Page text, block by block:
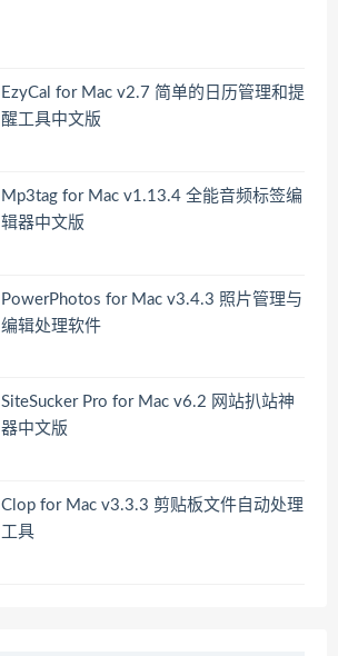
EzyCal for Mac v2.7 简单的日历管理和提
醒工具中文版
Mp3tag for Mac v1.13.4 全能音频标签编
辑器中文版
PowerPhotos for Mac v3.4.3 照片管理与
编辑处理软件
SiteSucker Pro for Mac v6.2 网站扒站神
器中文版
Clop for Mac v3.3.3 剪贴板文件自动处理
工具